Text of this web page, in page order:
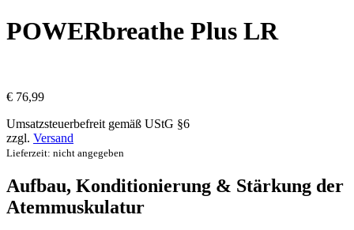
POWERbreathe Plus LR
€ 76,99
Umsatzsteuerbefreit gemäß UStG §6
zzgl. Versand
Lieferzeit: nicht angegeben
Aufbau, Konditionierung & Stärkung der
Atemmuskulatur